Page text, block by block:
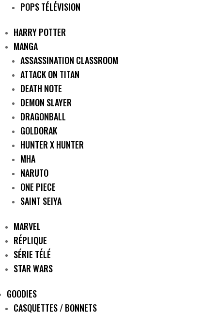
POPS TÉLÉVISION
HARRY POTTER
MANGA
ASSASSINATION CLASSROOM
ATTACK ON TITAN
DEATH NOTE
DEMON SLAYER
DRAGONBALL
GOLDORAK
HUNTER X HUNTER
MHA
NARUTO
ONE PIECE
SAINT SEIYA
MARVEL
RÉPLIQUE
SÉRIE TÉLÉ
STAR WARS
GOODIES
CASQUETTES / BONNETS